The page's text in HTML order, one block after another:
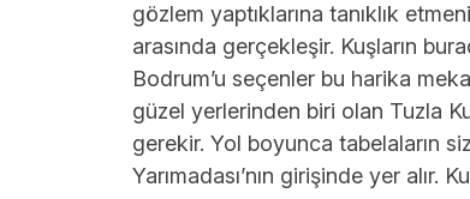
gözlem yaptıklarına tanıklık
arasında gerçekleşir. Kuşların
Bodrum’u seçenler bu harika
güzel yerlerinden biri olan Tuzla
gerekir. Yol boyunca tabelaların
Yarımadası’nın girişinde yer alır.